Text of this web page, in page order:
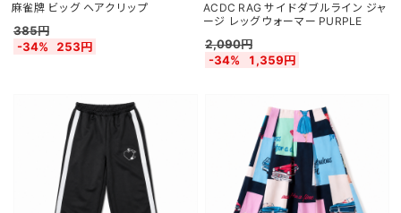
麻雀牌 ビッグ ヘアクリップ
385円
-34%
253円
ACDC RAG サイドダブルライン ジャ
ージ レッグウォーマー PURPLE
2,090円
-34%
1,359円